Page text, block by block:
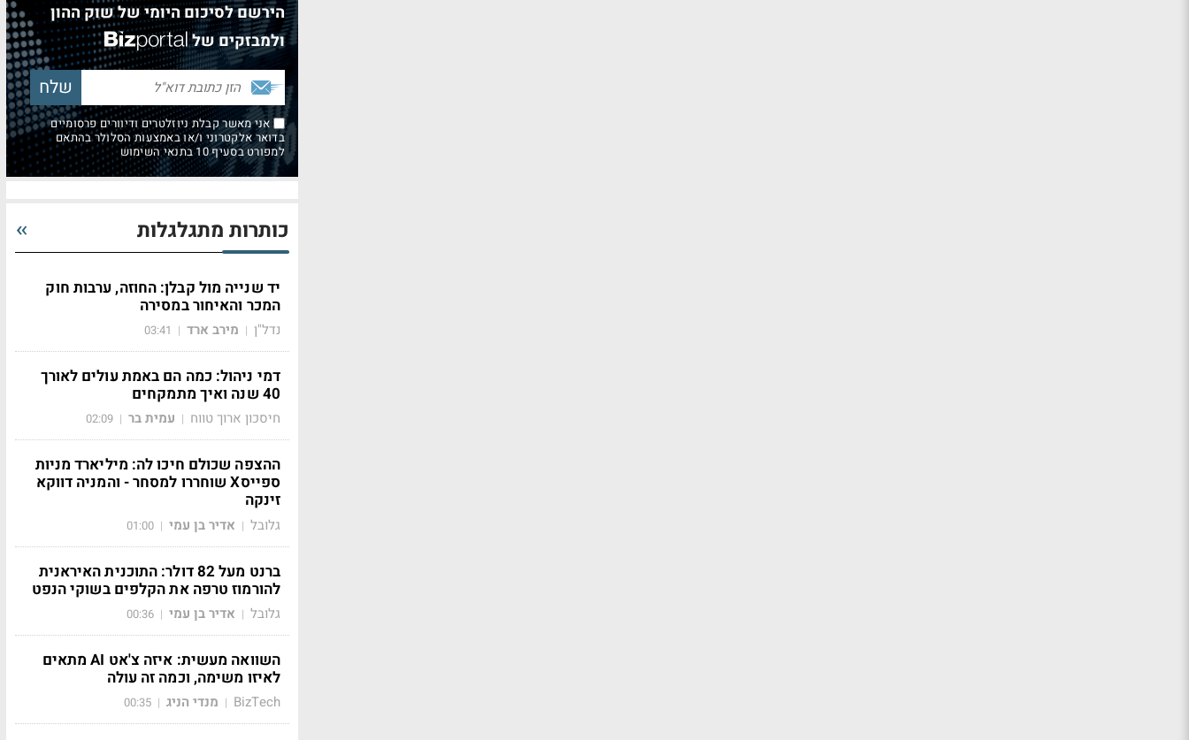
הירשם לסיכום היומי של שוק ההון
ולמבזקים של
אני מאשר קבלת ניוזלטרים ודיוורים פרסומיים
בדואר אלקטרוני ו/או באמצעות הסלולר בהתאם
למפורט בסעיף 10 בתנאי השימוש
כותרות מתגלגלות
יד שנייה מול קבלן: החוזה, ערבות חוק
המכר והאיחור במסירה
נדל"ן | מירב ארד |
03:41
דמי ניהול: כמה הם באמת עולים לאורך
40 שנה ואיך מתמקחים
חיסכון ארוך טווח | עמית בר |
02:09
ההצפה שכולם חיכו לה: מיליארד מניות
ספייסX שוחררו למסחר - והמניה דווקא
זינקה
גלובל | אדיר בן עמי |
01:00
ברנט מעל 82 דולר: התוכנית האיראנית
להורמוז טרפה את הקלפים בשוקי הנפט
גלובל | אדיר בן עמי |
00:36
השוואה מעשית: איזה צ'אט AI מתאים
לאיזו משימה, וכמה זה עולה
BizTech
| מנדי הניג |
00:35